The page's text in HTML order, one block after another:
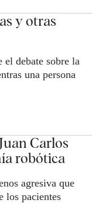
y otras
el debate sobre la
una persona
Carlos
robótica
agresiva que
los pacientes